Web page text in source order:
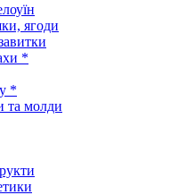
ягоди
*
*
та молди